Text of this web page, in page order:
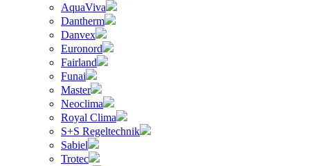
AquaViva
Dantherm
Danvex
Euronord
Fairland
Funai
Master
Neoclima
Royal Clima
S+S Regeltechnik
Sabiel
Trotec